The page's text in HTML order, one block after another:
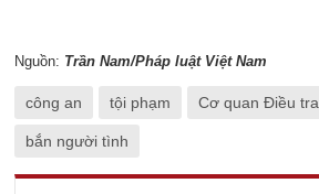
Nguồn: Trần Nam/Pháp luật Việt Nam
công an tội phạm Cơ quan Điều tra
bắn người tình